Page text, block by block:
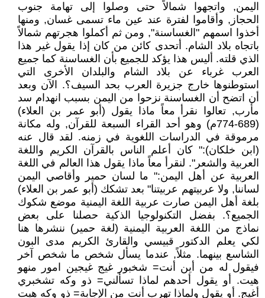
اليمن, واتجهوا شمالاً حتى وصلوا إلى تهامة جنوب
الحجاز, وأقاموا لفترة عند عين ماء تسمى غسان, ومنها
أخذوا اسمهم "الغساسنة", ومن ثم أكملوا هجرتهم شمالاً
باتجاه بلاد الشام. أتحدى كائن من كان إذا يقول غير هذا
الذي قلته. أليس هذا يؤكد للجميع بأن الغساسنة كما جميع
العرب غرباء عن بلاد الشام والبلدان الأخرى التي
استوطنوها خارج جزيرة العرب بحد السيف؟. الآن وبعد
أن اتضح أن الغساسنة نزحوا من اليمن بسبب انهدام سد
مأرب, تعالوا نقرأ معاً ماذا يقول (أبو عمر بن العلاء)
(689-774م) وهو أحد القراء السبعة للقرآن, وله مكانة
مرموقة في الدراسات اللغوية في زمنه. لقد قال عنه
(ابن خلكان):" كان أعلم الناس بالقرآن الكريم واللغة
العربية والشعر". لنقرأ معاً ماذا يقول هذا العالم في اللغة
العربية عن أهل اليمن:" ما لسان حمير وأقاصي اليمن
لساننا, ولا عربيتهم عربيتنا" بعد تشكك (أبو عمر بن العلاء)
بلغة أهل اليمن صارت عربية اللغة اليمنية موضع شكوك
الجميع؟. بفضل التكنولوجيا الذكية حصلنا على بعض
نماذج من اللغة العربية اليمنية (لغة حمير) ننشرها هنا
لكي يعلم الدكتور قبيسي والقارئ الكريم مدى البون
الشاسع بينهما. مثلاً, عندما يسأل شخص ما شخص آخر
فيقول له من أين أنت= شخبور غيج غيجين امور منهو
هيت. أو يقول أحدهم لماذا تسألني= ذو وكه تشخبري
أغيج. أو يقول ولماذا تهرب أنت من الإجابة= ذو وكه هيت